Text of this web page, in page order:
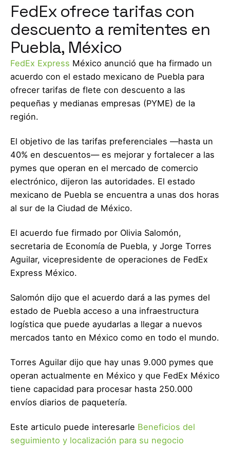
FedEx ofrece tarifas con
descuento a remitentes en
Puebla, México
FedEx Express México anunció que ha firmado un
acuerdo con el estado mexicano de Puebla para
ofrecer tarifas de flete con descuento a las
pequeñas y medianas empresas (PYME) de la
región.
El objetivo de las tarifas preferenciales —hasta un
40% en descuentos— es mejorar y fortalecer a las
pymes que operan en el mercado de comercio
electrónico, dijeron las autoridades. El estado
mexicano de Puebla se encuentra a unas dos horas
al sur de la Ciudad de México.
El acuerdo fue firmado por Olivia Salomón,
secretaria de Economía de Puebla, y Jorge Torres
Aguilar, vicepresidente de operaciones de FedEx
Express México.
Salomón dijo que el acuerdo dará a las pymes del
estado de Puebla acceso a una infraestructura
logística que puede ayudarlas a llegar a nuevos
mercados tanto en México como en todo el mundo.
Torres Aguilar dijo que hay unas 9.000 pymes que
operan actualmente en México y que FedEx México
tiene capacidad para procesar hasta 250.000
envíos diarios de paquetería.
Este articulo puede interesarle Beneficios del
seguimiento y localización para su negocio